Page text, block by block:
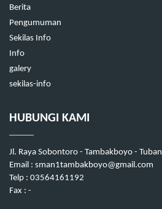
Berita
Pengumuman
Sekilas Info
Info
galery
sekilas-info
HUBUNGI KAMI
Jl. Raya Sobontoro - Tambakboyo - Tuban
Email : sman1tambakboyo@gmail.com
Telp : 03564161192
Fax : -